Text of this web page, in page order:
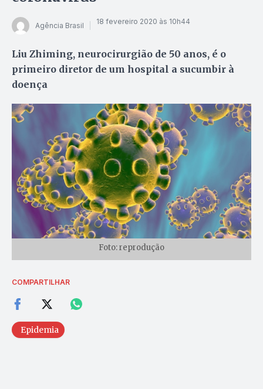
Agência Brasil 18 fevereiro 2020 às 10h44
Liu Zhiming, neurocirurgião de 50 anos, é o
primeiro diretor de um hospital a sucumbir à
doença
Foto: reprodução
COMPARTILHAR
Epidemia